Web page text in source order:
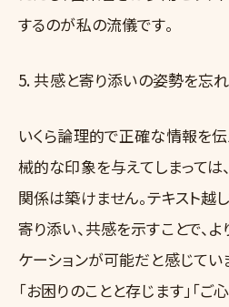
するのが私の流儀です。
5. 共感と寄り添いの姿勢を忘
いくら論理的で正確な情報を
械的な印象を与えてしまって
関係は築けません。テキスト越
寄り添い、共感を示すことで、
ケーションが可能だと感じてい
「お困りのことと存じます」「